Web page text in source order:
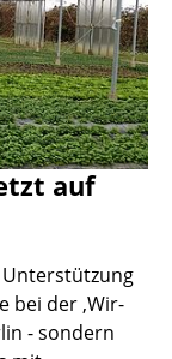
auf
bei der ‚Wir-
- sondern